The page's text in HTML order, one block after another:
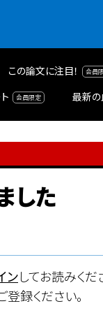
この論文に注目！
最新
した
ンしてお読みくだ
登録ください。